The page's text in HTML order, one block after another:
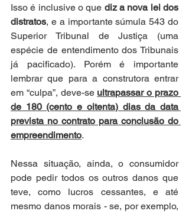
Isso é inclusive o que diz a nova lei dos
distratos, e a importante súmula 543 do
Superior Tribunal de Justiça (uma
espécie de entendimento dos Tribunais
já pacificado). Porém é importante
lembrar que para a construtora entrar
em “culpa”, deve-se ultrapassar o prazo
de 180 (cento e oitenta) dias da data
prevista no contrato para conclusão do
empreendimento.
Nessa situação, ainda, o consumidor
pode pedir todos os outros danos que
teve, como lucros cessantes, e até
mesmo danos morais - se, por exemplo,